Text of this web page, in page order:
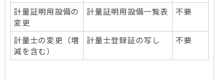
計量証明用設備の
変更
計量証明用設備一覧表 不要
計量士の変更（増
減を含む）
計量士登録証の写し 不要